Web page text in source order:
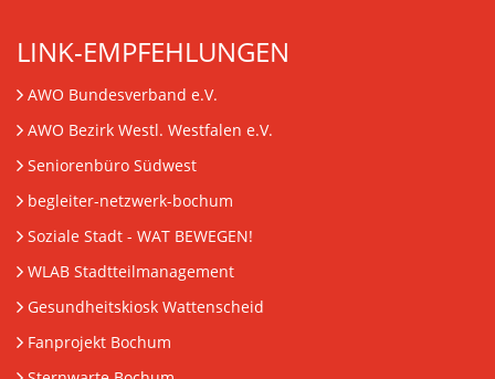
LINK-EMPFEHLUNGEN
AWO Bundesverband e.V.
AWO Bezirk Westl. Westfalen e.V.
Seniorenbüro Südwest
begleiter-netzwerk-bochum
Soziale Stadt - WAT BEWEGEN!
WLAB Stadtteilmanagement
Gesundheitskiosk Wattenscheid
Fanprojekt Bochum